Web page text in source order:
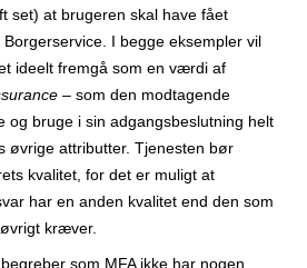
set) at brugeren skal have fået
I begge eksempler vil
ideelt fremgå som en værdi af
– som den modtagende
og bruge i sin adgangsbeslutning helt
øvrige attributter. Tjenesten bør
kvalitet, for det er muligt at
har en anden kvalitet end den som
kræver.
som MFA ikke har nogen